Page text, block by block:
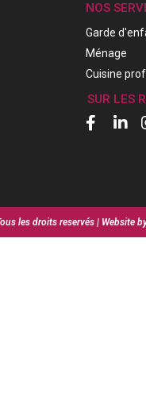
NOS
Garde
Ménage
Cuisine
SUR LES
les droits reservés | Website